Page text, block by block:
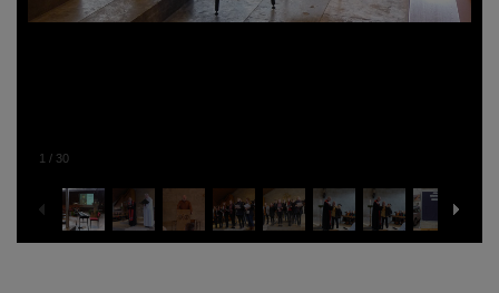
1 / 30